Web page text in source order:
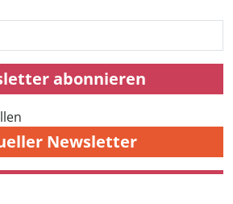
abonnieren
Newsletter